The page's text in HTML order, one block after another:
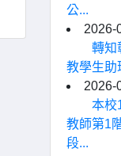
公...
2026-
轉知
教學生助
2026-
本校
教師第1
段...